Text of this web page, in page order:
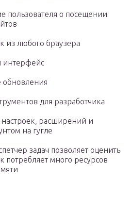
пользователя о посещении
из любого браузера
интерфейс
обновления
для разработчика
расширений и
на гугле
задач позволяет оценить
потребляет много ресурсов